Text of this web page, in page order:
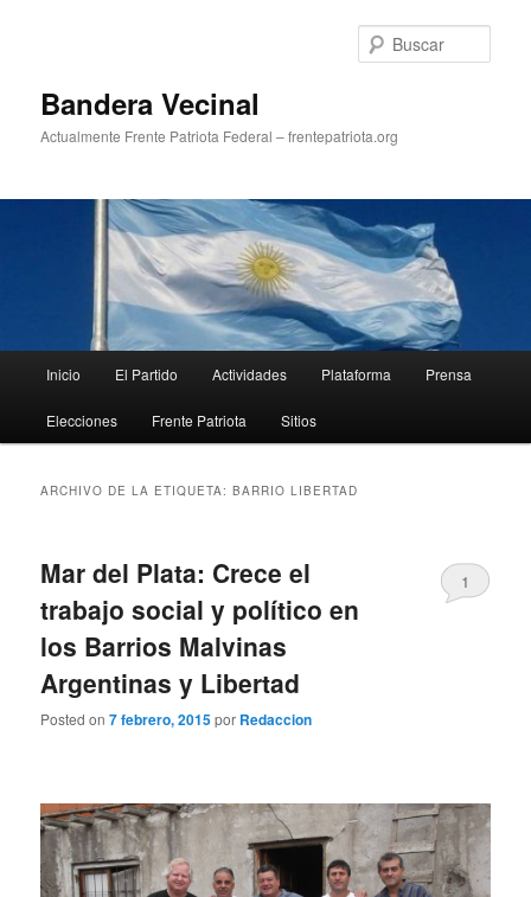
Bandera Vecinal
Actualmente Frente Patriota Federal – frentepatriota.org
principal
Inicio El Partido Actividades Plataforma Prensa
Elecciones Frente Patriota Sitios
ARCHIVO DE LA ETIQUETA:BARRIO LIBERTAD
Mar del Plata: Crece el
trabajo social y político en
los Barrios Malvinas
Argentinas y Libertad
Posted on7 febrero, 2015por Redaccion
1